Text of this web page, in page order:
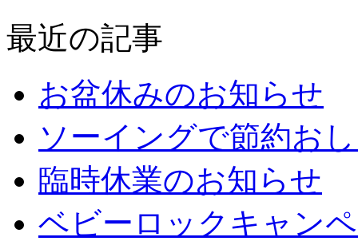
最近の記事
お盆休みのお知らせ
ソーイングで節約お
臨時休業のお知らせ
ベビーロックキャン